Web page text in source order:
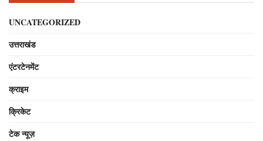
UNCATEGORIZED
उत्तराखंड
एंटरटेनमेंट
क्राइम
क्रिकेट
टेक न्यूज़